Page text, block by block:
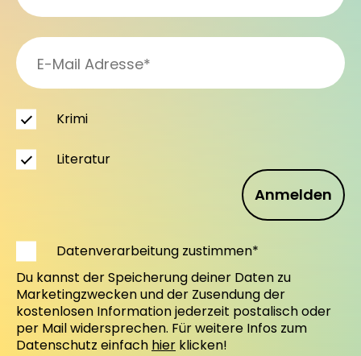
Anmelden
Krimi
Literatur
Datenverarbeitung zustimmen*
Du kannst der Speicherung deiner Daten zu
Marketingzwecken und der Zusendung der
kostenlosen Information jederzeit postalisch oder
per Mail widersprechen. Für weitere Infos zum
Datenschutz einfach hier klicken!